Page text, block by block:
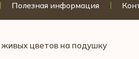
Полезная информация
живых цветов на подушку